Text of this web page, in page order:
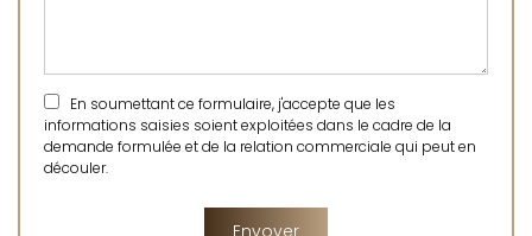
En soumettant ce formulaire, j'accepte que les
informations saisies soient exploitées dans le cadre de la
demande formulée et de la relation commerciale qui peut en
découler.